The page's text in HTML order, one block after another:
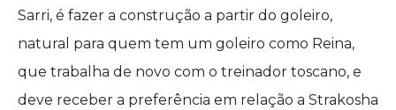
Sarri, é fazer a construção a partir do goleiro,
natural para quem tem um goleiro como Reina,
que trabalha de novo com o treinador toscano, e
deve receber a preferência em relação a Strakosha